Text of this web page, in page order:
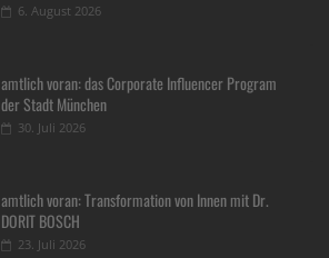
6. August 2026
amtlich voran: das Corporate Influencer Program
der Stadt München
30. Juli 2026
amtlich voran: Transformation von Innen mit Dr.
DORIT BOSCH
23. Juli 2026